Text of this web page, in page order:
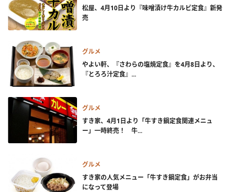
松屋、4月10日より『味噌漬け牛カルビ定食』新発
売
グルメ
やよい軒、『さわらの塩焼定食』を4月8日より、
『とろろ汁定食』...
グルメ
すき家、4月1日より「牛すき鍋定食関連メニュ
ー」一時終売！ 牛...
グルメ
すき家の人気メニュー「牛すき鍋定食」がお弁当
になって登場